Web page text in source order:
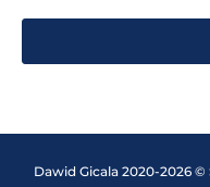
Dawid Gicala 2020-2026